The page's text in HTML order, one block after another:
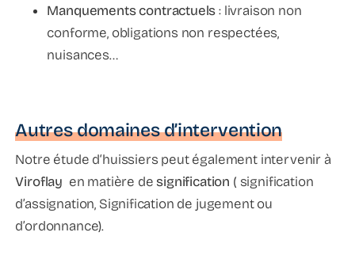
Manquements contractuels: livraison non
conforme, obligations non respectées,
nuisances…
Autres domaines d’intervention
Notre étude d‘huissiers peut également intervenir à
Viroflay en matière de signification ( signification
d’assignation, Signification de jugement ou
d’ordonnance).